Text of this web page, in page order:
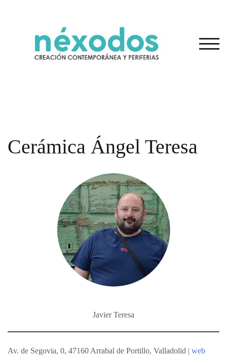
Cerámica Ángel Teresa
Javier Teresa
Av. de Segovia, 0, 47160 Arrabal de Portillo, Valladolid | web